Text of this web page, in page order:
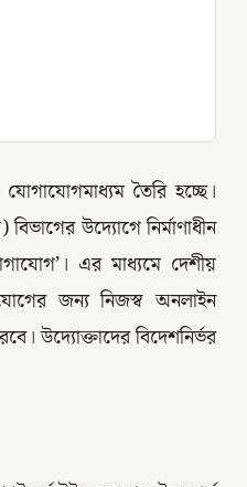
তৈরি হচ্ছে।
উদ্যোগে নির্মাণাধীন
এর মাধ্যমে দেশীয়
জন্য নিজস্ব অনলাইন
উদ্যোক্তাদের বিদেশনির্ভর